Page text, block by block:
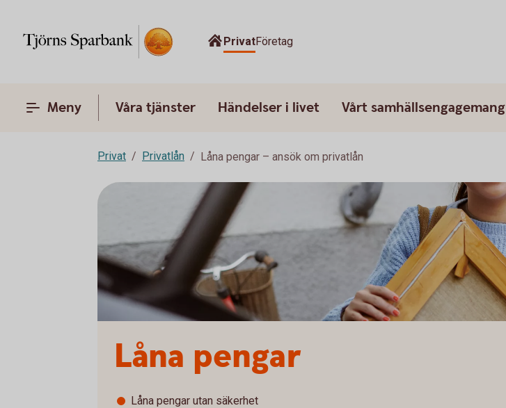
PrivatFöretag
Meny Våra tjänster Händelser i livet Vårt samhällsengagemang
Privat Privatlån Låna pengar – ansök om privatlån
Låna pengar
Låna pengar utan säkerhet